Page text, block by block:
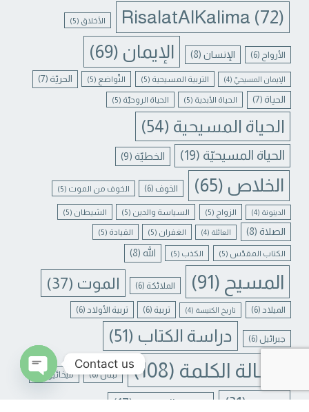
RisalatAlKalima (72) الأخلاق (5)
الأرواح (6) الإنسان(8) الإيمان (69)
الإيمان المسيحيّ (4) التربية المسيحية (5) التّواضع (5) الحريّة (7)
الحياة (7) الحياة الأبدية (5) الحياة الروحيّة (5)
الحياة المسيحية (54)
الحياة المسيحيّة (19) الخطيّة (9)
الخلاص (65) الخوف (6) الخوف من الموت (5)
الدينونة (4) الزواج (5) السياسة والدين (5) الشيطان (5)
الصلاة (8) العائلة (4) الغفران (5) القيادة (5)
الكتاب المقدّس (5) الكذب (5) الله (8)
المسيح (91) الملائكة (6) الموت (37)
الميلاد (6) تاريخ الكنيسة (4) تربية (6) تربية الأولاد (6)
جبرائيل (6) دراسة الكتاب (51)
رسالة الكلمة (108) لبنان(6) ميخائيل(6)
(31) يسوع المسيح (17)
Contact us